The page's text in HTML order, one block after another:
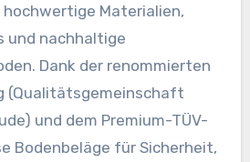
Materialien,
und nachhaltige
Dank der renommierten
(Qualitätsgemeinschaft
und dem Premium-TÜV-
Bodenbeläge für Sicherheit,